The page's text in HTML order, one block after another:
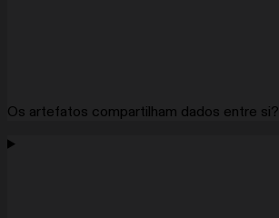
Os artefatos compartilham dados entre si?